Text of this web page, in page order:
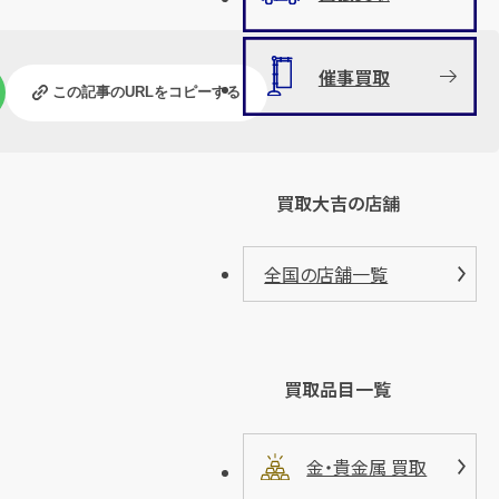
この記事のURLをコピーする
催事買取
買取大吉の店舗
全国の店舗一覧
買取品目一覧
金・貴金属 買取